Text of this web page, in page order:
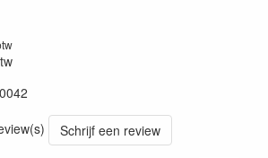
Schrijf een review